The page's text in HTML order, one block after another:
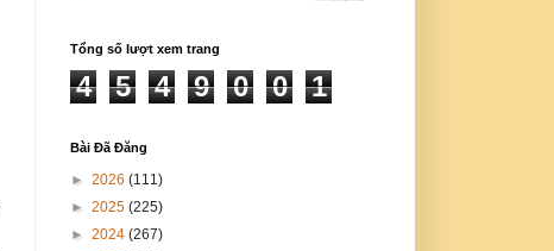
Tổng số lượt xem trang
4 5 4 9 0 0 1
Bài Đã Đăng
► 2026 (111)
► 2025 (225)
► 2024 (267)